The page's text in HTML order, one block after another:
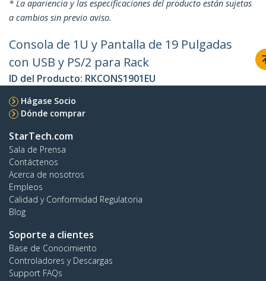
* La apariencia y las especificaciones del producto están sujetas
a cambios sin previo aviso.
Consola de 1U y Pantalla de 19 Pulgadas
con USB y PS/2 para Rack
ID del Producto: RKCONS1901EU
Hágase Socio
Dónde comprar
StarTech.com
Sala de Prensa
Contáctenos
Acerca de nosotros
Empleos
Calidad y Conformidad Regulatoria
Blog
Soporte a clientes
Base de Conocimiento
Controladores y Descargas
Support FAQs